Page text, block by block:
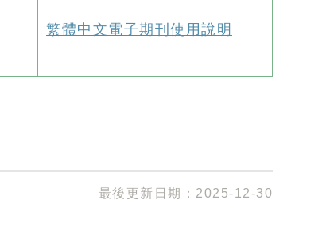
繁體中文電子期刊使用說明
最後更新日期： 2025-12-30